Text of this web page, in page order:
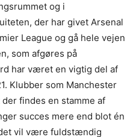
og i
der har givet Arsenal
League og gå hele vejen
som afgøres på
har været en vigtig del af
Klubber som Manchester
findes en stamme af
succes mere end blot én
vil være fuldstændig